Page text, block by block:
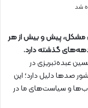
مشکل، پیش و بیش از هر
گذشته دارد.
عبده‌تبریزی در
صدها دلیل دارد؛ این
و سیاست‌های ما در